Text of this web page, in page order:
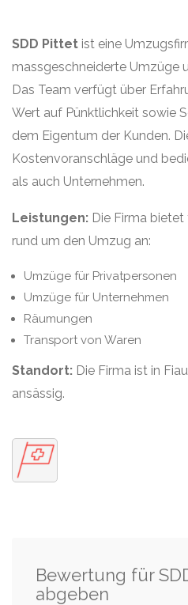
SDD Pittet ist eine
massgeschneiderte Umzüge
Das Team verfügt über
Wert auf Pünktlichkeit sowie
dem Eigentum der Kunden.
Kostenvoranschläge und
als auch Unternehmen.
Leistungen: Die Firma
rund um den Umzug an:
Umzüge für Privatpersonen
Umzüge für Unternehmen
Räumungen
Transport von Waren
Standort: Die Firma ist in
ansässig.
Bewertung für
abgeben